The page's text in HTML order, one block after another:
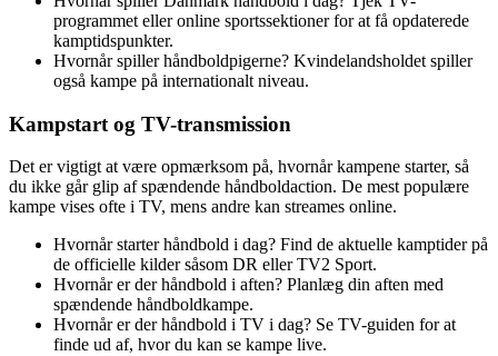
programmet eller online sportssektioner for at få opdaterede
kamptidspunkter.
Hvornår spiller håndboldpigerne? Kvindelandsholdet spiller
også kampe på internationalt niveau.
Kampstart og TV-transmission
Det er vigtigt at være opmærksom på, hvornår kampene starter, så
du ikke går glip af spændende håndboldaction. De mest populære
kampe vises ofte i TV, mens andre kan streames online.
Hvornår starter håndbold i dag? Find de aktuelle kamptider på
de officielle kilder såsom DR eller TV2 Sport.
Hvornår er der håndbold i aften? Planlæg din aften med
spændende håndboldkampe.
Hvornår er der håndbold i TV i dag? Se TV-guiden for at
finde ud af, hvor du kan se kampe live.